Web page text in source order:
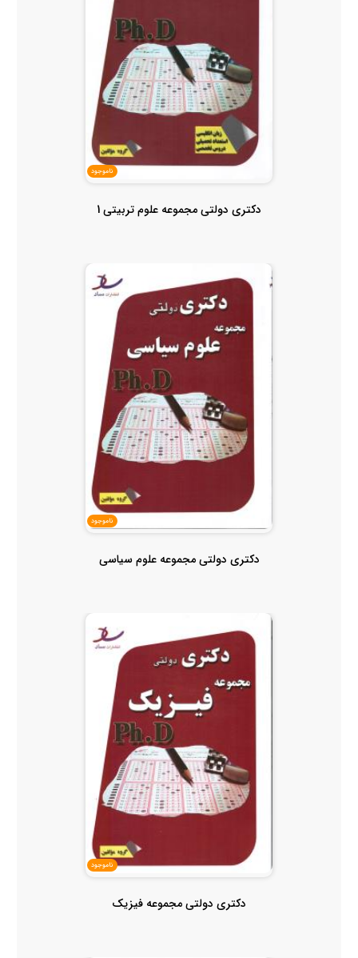
ناموجود
دکتری دولتی مجموعه علوم تربیتی 1
ناموجود
دکتری دولتی مجموعه علوم سیاسی
ناموجود
دکتری دولتی مجموعه فیزیک